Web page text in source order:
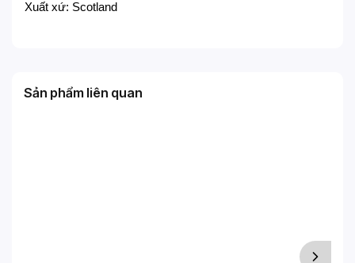
Xuất xứ: Scotland
Sản phẩm liên quan